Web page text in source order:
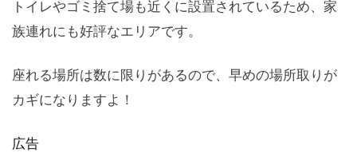
トイレやゴミ捨て場も近くに設置されているため、家
族連れにも好評なエリアです。
座れる場所は数に限りがあるので、早めの場所取りが
カギになりますよ！
広告